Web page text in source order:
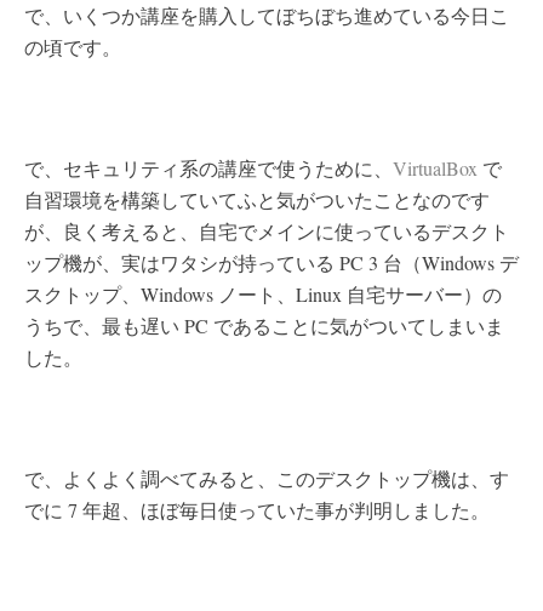
で、いくつか講座を購入してぼちぼち進めている今日こ
の頃です。
で、セキュリティ系の講座で使うために、 VirtualBox で
自習環境を構築していてふと気がついたことなのです
が、良く考えると、自宅でメインに使っているデスクト
ップ機が、実はワタシが持っている PC 3 台（Windows デ
スクトップ、Windows ノート、Linux 自宅サーバー）の
うちで、最も遅い PC であることに気がついてしまいま
した。
で、よくよく調べてみると、このデスクトップ機は、す
でに 7 年超、ほぼ毎日使っていた事が判明しました。